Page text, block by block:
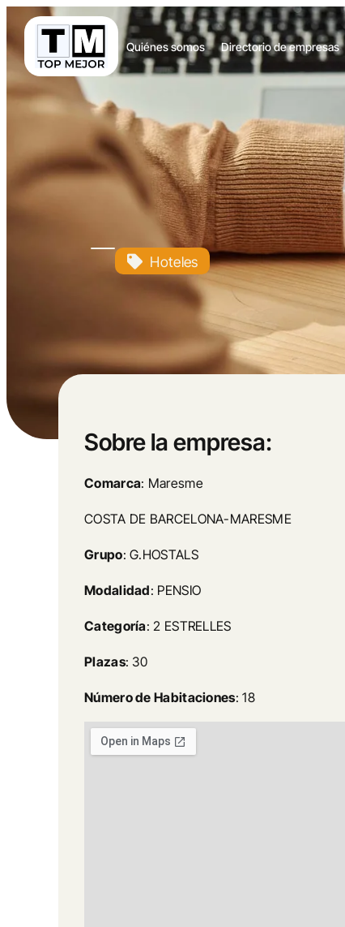
Quiénes somos Directorio de empresas
Hoteles
Sobre la empresa:
Comarca: Maresme
COSTA DE BARCELONA-MARESME
Grupo: G.HOSTALS
Modalidad: PENSIO
Categoría: 2 ESTRELLES
Plazas: 30
Número de Habitaciones: 18